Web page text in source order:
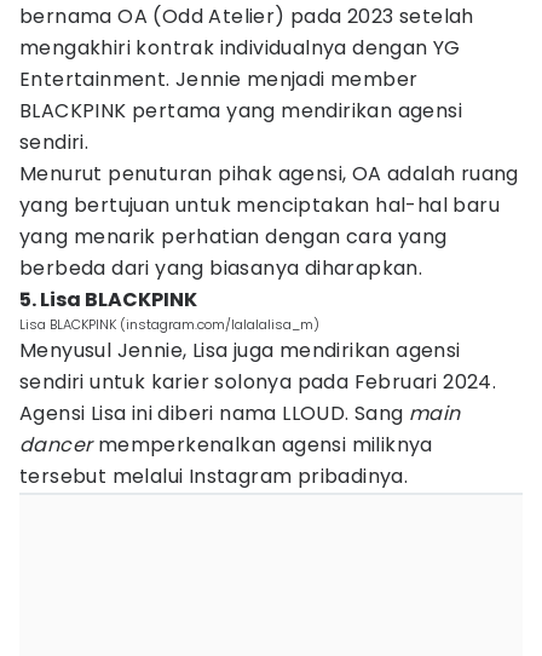
bernama OA (Odd Atelier) pada 2023 setelah
mengakhiri kontrak individualnya dengan YG
Entertainment. Jennie menjadi member
BLACKPINK pertama yang mendirikan agensi
sendiri.
Menurut penuturan pihak agensi, OA adalah ruang
yang bertujuan untuk menciptakan hal-hal baru
yang menarik perhatian dengan cara yang
berbeda dari yang biasanya diharapkan.
5. Lisa BLACKPINK
Lisa BLACKPINK (instagram.com/lalalalisa_m)
Menyusul Jennie, Lisa juga mendirikan agensi
sendiri untuk karier solonya pada Februari 2024.
Agensi Lisa ini diberi nama LLOUD. Sang main
dancermemperkenalkan agensi miliknya
tersebut melalui Instagram pribadinya.